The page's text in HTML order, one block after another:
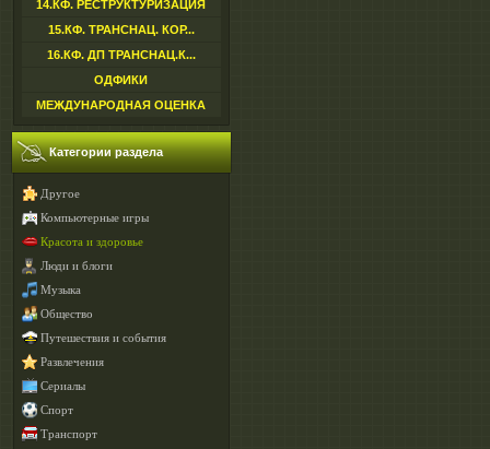
14.КФ. РЕСТРУКТУРИЗАЦИЯ
15.КФ. ТРАНСНАЦ. КОР...
16.КФ. ДП ТРАНСНАЦ.К...
ОДФИКИ
МЕЖДУНАРОДНАЯ ОЦЕНКА
Категории раздела
Другое
Компьютерные игры
Красота и здоровье
Люди и блоги
Музыка
Общество
Путешествия и события
Развлечения
Сериалы
Спорт
Транспорт